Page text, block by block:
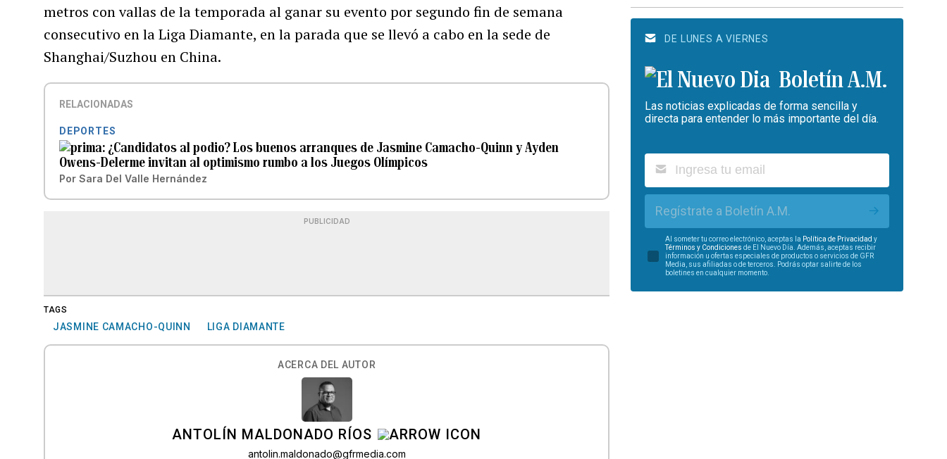
metros con vallas de la temporada al ganar su evento por segundo fin de semana
consecutivo en la Liga Diamante, en la parada que se llevó a cabo en la sede de
Shanghai/Suzhou en China.
RELACIONADAS
DEPORTES
¿Candidatos al podio? Los buenos arranques de Jasmine Camacho-Quinn y Ayden
Owens-Delerme invitan al optimismo rumbo a los Juegos Olímpicos
Por Sara Del Valle Hernández
PUBLICIDAD
TAGS
JASMINE CAMACHO-QUINN LIGA DIAMANTE
ACERCA DEL AUTOR
ANTOLÍN MALDONADO RÍOS
antolin.maldonado@gfrmedia.com
DE LUNES A VIERNES
Boletín A.M.
Las noticias explicadas de forma sencilla y
directa para entender lo más importante del día.
Regístrate a Boletín A.M.
Al someter tu correo electrónico, aceptas la Política de Privacidad y
Términos y Condiciones de El Nuevo Día. Además, aceptas recibir
información u ofertas especiales de productos o servicios de GFR
Media, sus afiliadas o de terceros. Podrás optar salirte de los
boletines en cualquier momento.